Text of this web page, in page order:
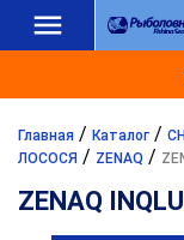
Главная / Каталог /
ЛОСОСЯ / ZENAQ /
ZENAQ